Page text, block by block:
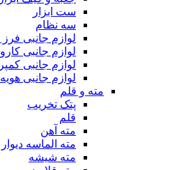
ست ابزار
سه نظام
لوازم جانبی فرز
لوازم جانبی
لوازم جانبی
لوازم جانبی هویه
مته و قلم
پتک تخریب
قلم
مته آهن
مته الماسه دیوار
مته شیشه